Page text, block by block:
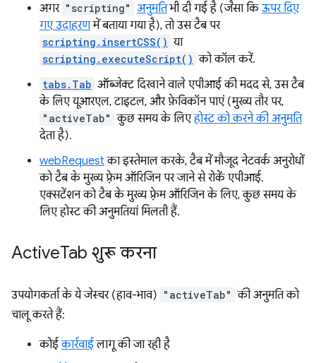
अगर "scripting" अनुमतिभी दी गई है (जैसा किऊपर दिए
गए उदाहरणमें बताया गया है), तो उस टैब पर
scripting.insertCSS() या
scripting.executeScript() को कॉल करें.
tabs.Tab ऑब्जेक्ट दिखाने वाले एपीआई की मदद से, उस टैब
के लिए यूआरएल, टाइटल, और फ़ेविकॉन पाएं (मुख्य तौर पर,
"activeTab" कुछ समय के लिएहोस्ट को करने की अनुमति
देता है).
webRequestका इस्तेमाल करके, टैब में मौजूद नेटवर्क अनुरोधों
को टैब के मुख्य फ़्रेम ऑरिजिन पर जाने से रोकें एपीआई.
एक्सटेंशन को टैब के मुख्य फ़्रेम ऑरिजिन के लिए, कुछ समय के
लिए होस्ट की अनुमतियां मिलती हैं.
ActiveTab शुरू करना
उपयोगकर्ता के ये जेस्चर (हाव-भाव) "activeTab" की अनुमति को
चालू करते हैं:
कोईकार्रवाईलागू की जा रही है